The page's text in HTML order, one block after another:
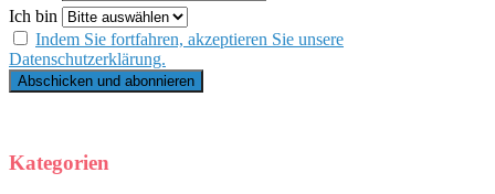
Ich bin
Indem Sie fortfahren, akzeptieren Sie unsere
Datenschutzerklärung.
Kategorien